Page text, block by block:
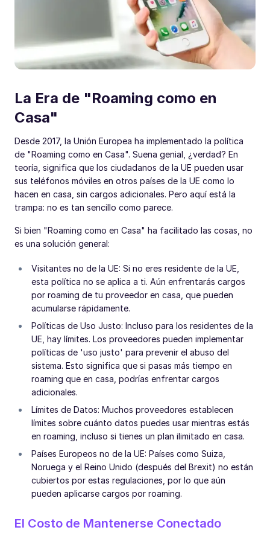
La Era de "Roaming como en
Casa"
Desde 2017, la Unión Europea ha implementado la política
de "Roaming como en Casa". Suena genial, ¿verdad? En
teoría, significa que los ciudadanos de la UE pueden usar
sus teléfonos móviles en otros países de la UE como lo
hacen en casa, sin cargos adicionales. Pero aquí está la
trampa: no es tan sencillo como parece.
Si bien "Roaming como en Casa" ha facilitado las cosas, no
es una solución general:
Visitantes no de la UE: Si no eres residente de la UE,
esta política no se aplica a ti. Aún enfrentarás cargos
por roaming de tu proveedor en casa, que pueden
acumularse rápidamente.
Políticas de Uso Justo: Incluso para los residentes de la
UE, hay límites. Los proveedores pueden implementar
políticas de 'uso justo' para prevenir el abuso del
sistema. Esto significa que si pasas más tiempo en
roaming que en casa, podrías enfrentar cargos
adicionales.
Límites de Datos: Muchos proveedores establecen
límites sobre cuánto datos puedes usar mientras estás
en roaming, incluso si tienes un plan ilimitado en casa.
Países Europeos no de la UE: Países como Suiza,
Noruega y el Reino Unido (después del Brexit) no están
cubiertos por estas regulaciones, por lo que aún
pueden aplicarse cargos por roaming.
El Costo de Mantenerse Conectado